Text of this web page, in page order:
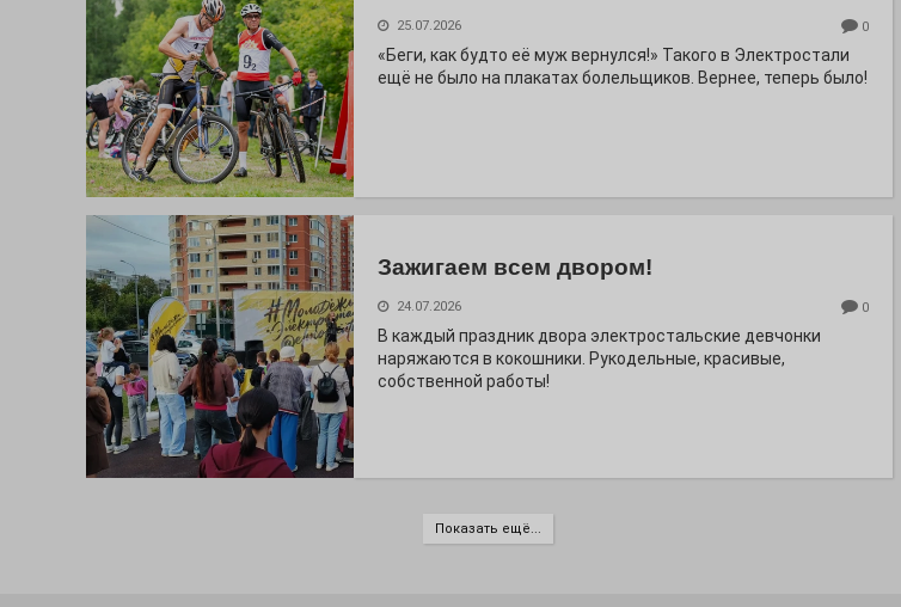
25.07.2026 0
«Беги, как будто её муж вернулся!» Такого в Электростали
ещё не было на плакатах болельщиков. Вернее, теперь было!
Зажигаем всем двором!
24.07.2026 0
В каждый праздник двора электростальские девчонки
наряжаются в кокошники. Рукодельные, красивые,
собственной работы!
Показать ещё...